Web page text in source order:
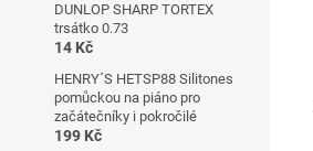
DUNLOP SHARP TORTEX
trsátko 0.73
14 Kč
HENRY´S HETSP88 Silitones
pomůckou na piáno pro
začátečníky i pokročilé
199 Kč